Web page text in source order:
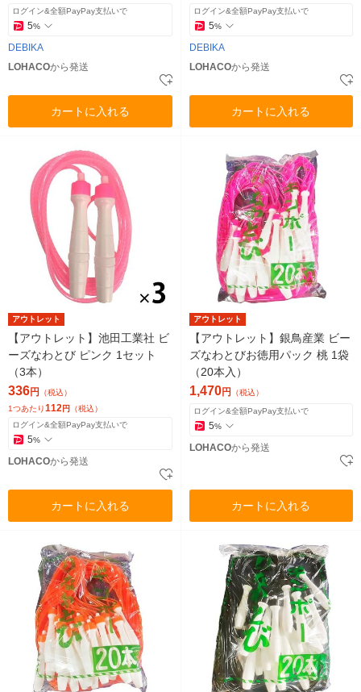
ログイン&全額PayPay支払いで
5%
DEBIKA
LOHACOから発送
カートに入れる
ログイン&全額PayPay支払いで
5%
DEBIKA
LOHACOから発送
カートに入れる
アウトレット
【アウトレット】池田工業社 ビ
ーズなわとび ピンク 1セット
（3本）
336円 （税込）
1つあたり112円 （税込）
ログイン&全額PayPay支払いで
5%
LOHACOから発送
カートに入れる
アウトレット
【アウトレット】銀鳥産業 ビー
ズなわとびお徳用パック 桃 1袋
（20本入）
1,470円 （税込）
ログイン&全額PayPay支払いで
5%
LOHACOから発送
カートに入れる